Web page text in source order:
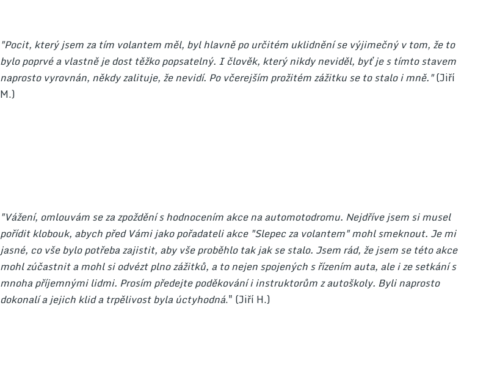
"Pocit, který jsem za tím volantem měl, byl hlavně po určitém uklidnění se výjimečný v tom, že to
bylo poprvé a vlastně je dost těžko popsatelný. I člověk, který nikdy neviděl, byť je s tímto stavem
naprosto vyrovnán, někdy zalituje, že nevidí. Po včerejším prožitém zážitku se to stalo i mně."(Jiří
M.)
"Vážení, omlouvám se za zpoždění s hodnocením akce na automotodromu. Nejdříve jsem si musel
pořídit klobouk, abych před Vámi jako pořadateli akce "Slepec za volantem" mohl smeknout. Je mi
jasné, co vše bylo potřeba zajistit, aby vše proběhlo tak jak se stalo. Jsem rád, že jsem se této akce
mohl zúčastnit a mohl si odvézt plno zážitků, a to nejen spojených s řízením auta, ale i ze setkání s
mnoha příjemnými lidmi. Prosím předejte poděkování i instruktorům z autoškoly. Byli naprosto
dokonalí a jejich klid a trpělivost byla úctyhodná." (Jiří H.)